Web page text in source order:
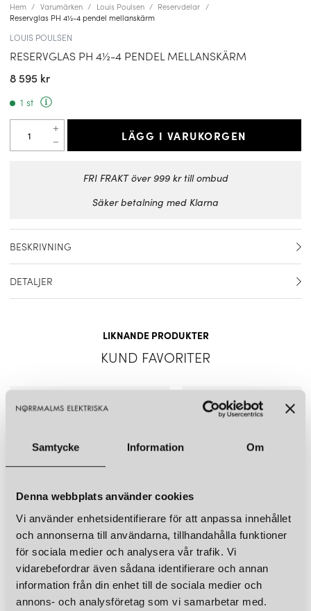
Samtycke Information Om
Denna webbplats använder cookies
Vi använder enhetsidentifierare för att anpassa innehållet
och annonserna till användarna, tillhandahålla funktioner
för sociala medier och analysera vår trafik. Vi
vidarebefordrar även sådana identifierare och annan
information från din enhet till de sociala medier och
annons- och analysföretag som vi samarbetar med.
Hem Varumärken Louis Poulsen
Reservdelar
Reservglas PH 4½-4 pendel mellanskärm
LOUIS POULSEN
RESERVGLAS PH 4½-4 PENDEL MELLANSKÄRM
8 595 kr
1 st
LÄGG I VARUKORGEN
FRI FRAKT över 999 kr till ombud
Säker betalning med Klarna
BESKRIVNING
DETALJER
Glas
LIKNANDE PRODUKTER
KUND FAVORITER
RESERVGLAS PH 3/2 UNDERSKÄRM
2 185 kr
2 645 kr